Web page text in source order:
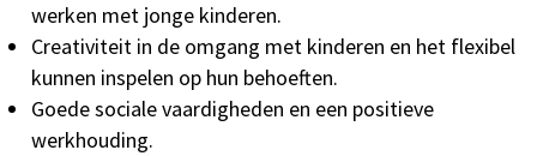
werken met jonge kinderen.
Creativiteit in de omgang met kinderen en het flexibel
kunnen inspelen op hun behoeften.
Goede sociale vaardigheden en een positieve
werkhouding.